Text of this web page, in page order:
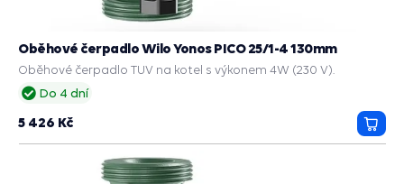
Do 4 dní
Oběhové čerpadlo Wilo Yonos PICO 25/1-4 130mm
Oběhové čerpadlo TUV na kotel s výkonem 4W (230 V).
5 426 Kč
do